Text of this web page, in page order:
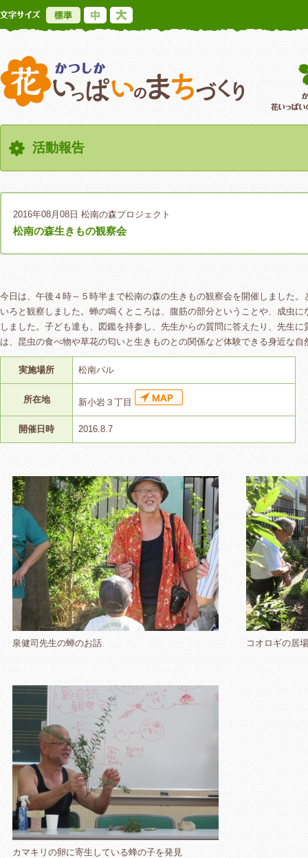
標準
かつしか花い
活動報告
2016年08月08日 松南の森プロジェクト
松南の森生きもの観察会
今日は、午後４時～５時半まで松南の森の生きもの観察会を開催しました
いろと観察しました。蝉の鳴くところは、腹筋の部分ということや、成虫
しました。子ども達も、図鑑を持参し、先生からの質問に答えたり、先生
は、昆虫の食べ物や草花の匂いと生きものとの関係など体験できる身近な
実施場所 松南パル
所在地 新小岩３丁目
開催日時 2016.8.7
泉健司先生の蝉のお話 コオロギの居
カマキリの卵に寄生している蜂の子を発見